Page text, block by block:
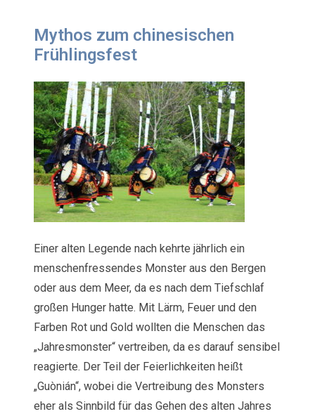
Mythos zum chinesischen
Frühlingsfest
Einer alten Legende nach kehrte jährlich ein
menschenfressendes Monster aus den Bergen
oder aus dem Meer, da es nach dem Tiefschlaf
großen Hunger hatte. Mit Lärm, Feuer und den
Farben Rot und Gold wollten die Menschen das
„Jahresmonster“ vertreiben, da es darauf sensibel
reagierte. Der Teil der Feierlichkeiten heißt
„Guònián“, wobei die Vertreibung des Monsters
eher als Sinnbild für das Gehen des alten Jahres